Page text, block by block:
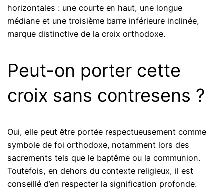
horizontales : une courte en haut, une longue
médiane et une troisième barre inférieure inclinée,
marque distinctive de la croix orthodoxe.
Peut-on porter cette
croix sans contresens ?
Oui, elle peut être portée respectueusement comme
symbole de foi orthodoxe, notamment lors des
sacrements tels que le baptême ou la communion.
Toutefois, en dehors du contexte religieux, il est
conseillé d’en respecter la signification profonde.